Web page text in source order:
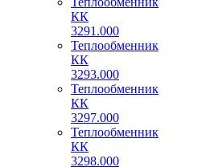
КК
3291.000
Теплообменник
КК
3293.000
Теплообменник
КК
3297.000
Теплообменник
КК
3298.000